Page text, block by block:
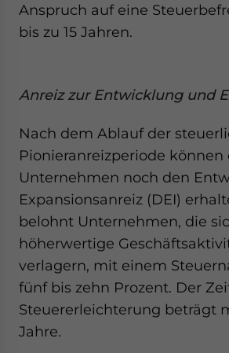
Anspruch auf eine
bis zu 15 Jahren.
Anreiz zur Entwicklung und
Nach dem Ablauf der
Pionieranreizperiode können
Unternehmen noch den
Expansionsanreiz (DEI)
belohnt Unternehmen, die
höherwertige
verlagern, mit einem
fünf bis zehn Prozent. Der
Steuererleichterung beträgt
Jahre.